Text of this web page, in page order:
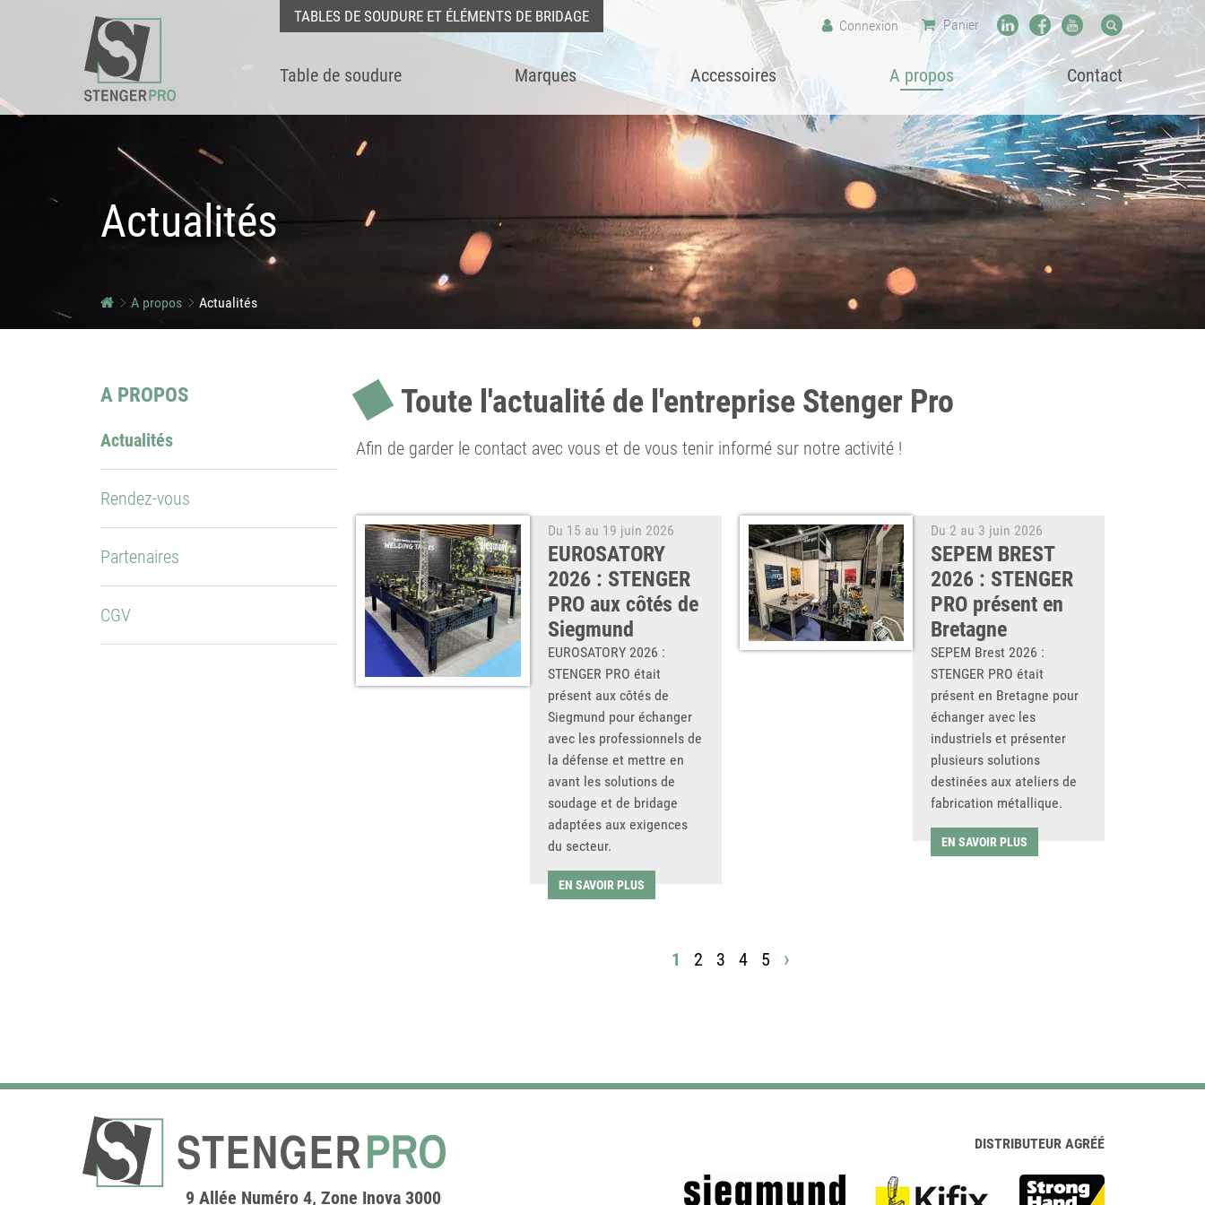
TABLES DE SOUDURE ET ÉLÉMENTS DE BRIDAGE Connexion Panier
Table de soudure Marques Accessoires A propos Contact
Actualités
A propos Actualités
Toute l'actualité de l'entreprise Stenger Pro
Afin de garder le contact avec vous et de vous tenir informé sur notre activité !
Du 15 au 19 juin 2026
EUROSATORY
2026 : STENGER
PRO aux côtés de
Siegmund
EUROSATORY 2026 :
STENGER PRO était
présent aux côtés de
Siegmund pour échanger
avec les professionnels de
la défense et mettre en
avant les solutions de
soudage et de bridage
adaptées aux exigences
du secteur.
EN SAVOIR PLUS
Du 2 au 3 juin 2026
SEPEM BREST
2026 : STENGER
PRO présent en
Bretagne
SEPEM Brest 2026 :
STENGER PRO était
présent en Bretagne pour
échanger avec les
industriels et présenter
plusieurs solutions
destinées aux ateliers de
fabrication métallique.
EN SAVOIR PLUS
1 2 3 4 5 ›
A PROPOS
Actualités
Rendez-vous
Partenaires
CGV
9 Allée Numéro 4, Zone Inova 3000
DISTRIBUTEUR AGRÉÉ